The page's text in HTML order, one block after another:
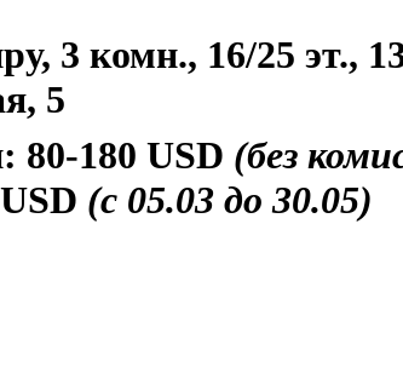
3 комн., 16/25 эт.,
5
80-180 USD (без
(с 05.03 до 30.05)